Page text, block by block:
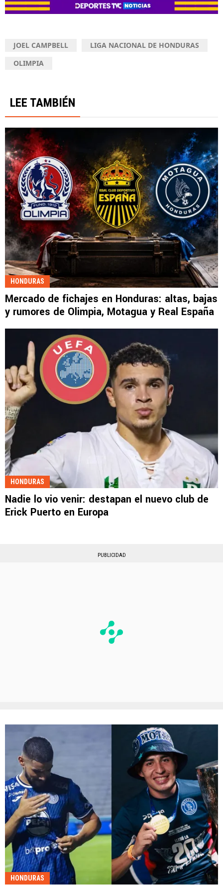
JOEL CAMPBELL
LIGA NACIONAL DE HONDURAS
OLIMPIA
LEE TAMBIÉN
HONDURAS
Mercado de fichajes en Honduras: altas, bajas
y rumores de Olimpia, Motagua y Real España
HONDURAS
Nadie lo vio venir: destapan el nuevo club de
Erick Puerto en Europa
PUBLICIDAD
HONDURAS